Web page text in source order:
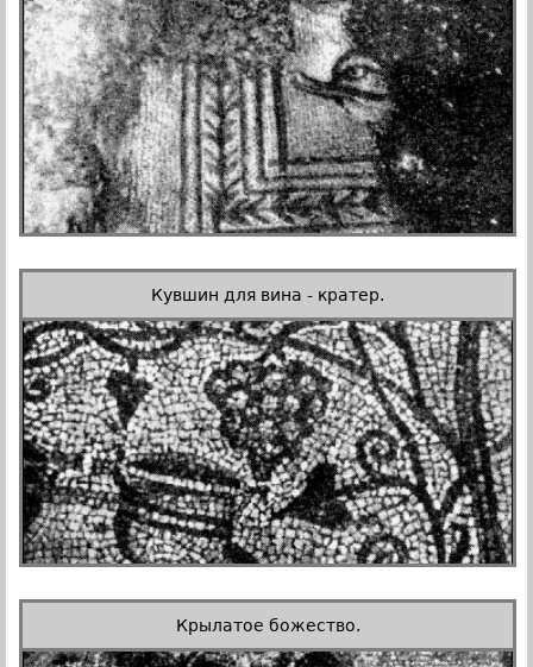
Кувшин для вина - кратер.
Крылатое божество.